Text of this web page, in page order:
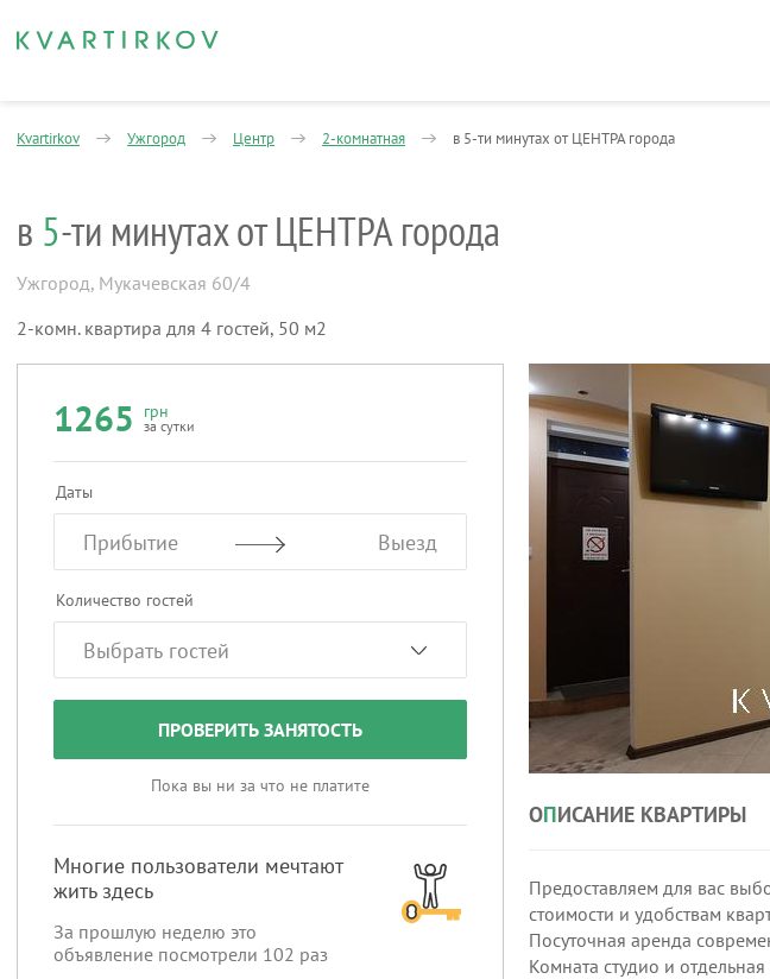
Kvartirkov Ужгород Центр 2-комнатная в 5-ти минутах от ЦЕНТРА города
в 5-ти минутах от ЦЕНТРА города
Ужгород, Мукачевская 60/4
2-комн. квартира для 4 гостей, 50 м2
1265 грн
за сутки
Даты
Прибытие Выезд
Количество гостей
ПРОВЕРИТЬ ЗАНЯТОСТЬ
Пока вы ни за что не платите
Многие пользователи мечтают
жить здесь
За прошлую неделю это
объявление посмотрели 102 раз
ОПИСАНИЕ КВАРТИРЫ
Предоставляем для вас
стоимости и удобствам
Посуточная аренда
Комната студио и